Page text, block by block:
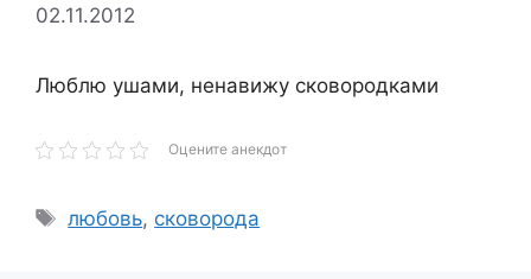
02.11.2012
Люблю ушами, ненавижу сковородками
Оцените анекдот
Метки
любовь, сковорода